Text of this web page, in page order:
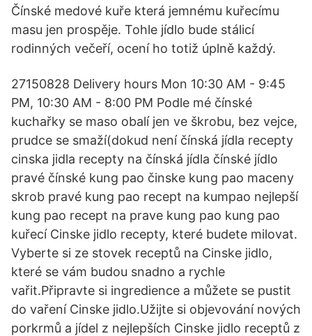
Čínské medové kuře která jemnému kuřecímu
masu jen prospěje. Tohle jídlo bude stálicí
rodinných večeří, ocení ho totiž úplně každý.
27150828 Delivery hours Mon 10:30 AM - 9:45
PM, 10:30 AM - 8:00 PM Podle mé čínské
kuchařky se maso obalí jen ve škrobu, bez vejce,
prudce se smaží(dokud není čínská jídla recepty
cinska jidla recepty na čínská jídla čínské jídlo
pravé čínské kung pao činske kung pao maceny
skrob pravé kung pao recept na kumpao nejlepší
kung pao recept na prave kung pao kung pao
kuřecí Cinske jidlo recepty, které budete milovat.
Vyberte si ze stovek receptů na Cinske jidlo,
které se vám budou snadno a rychle
vařit.Připravte si ingredience a můžete se pustit
do vaření Cinske jidlo.Užijte si objevování nových
porkrmů a jídel z nejlepších Cinske jidlo receptů z